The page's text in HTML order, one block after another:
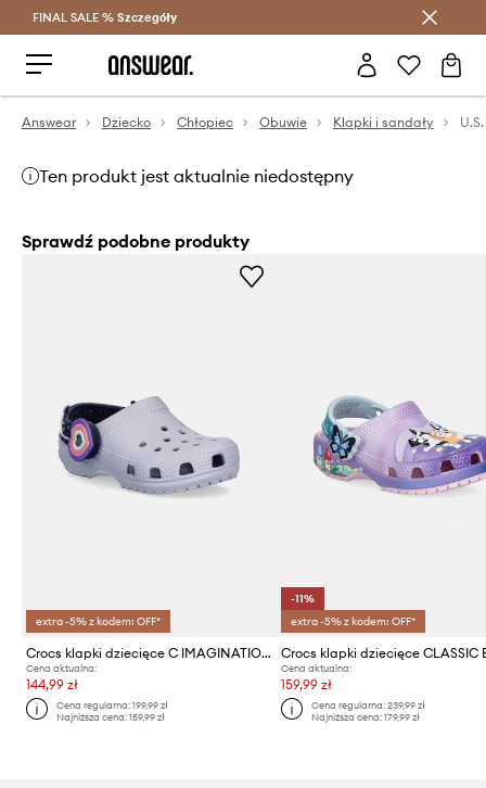
Oszczędzaj z Answear Club >
FINAL SALE % Szczegóły
Answear Dziecko Chłopiec Obuwie Klapki i sandały
Ten produkt jest aktualnie niedostępny
Sprawdź podobne produkty
extra -5% z kodem: OFF*
Crocs klapki dziecięce C IMAGINATION LIGHTS BKSTRP CLOG T
Cena aktualna:
144,99 zł
Cena regularna:199,99 zł
Najniższa cena:159,99 zł
-11%
extra -5% z kodem: OFF*
Cena aktualna:
159,99 zł
Cena regularna: 239,99 zł
Najniższa cena: 179,99 zł